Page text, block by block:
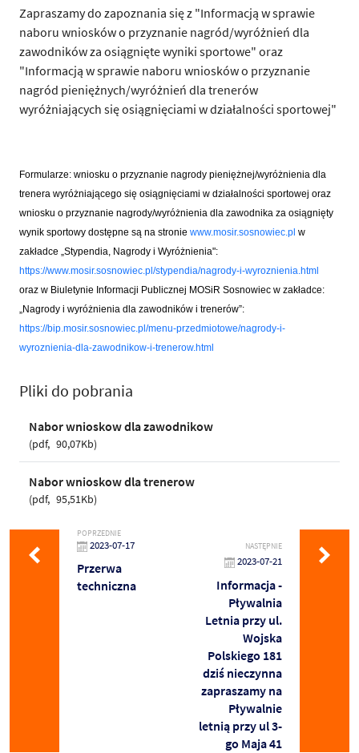
Zapraszamy do zapoznania się z "Informacją w sprawie
naboru wniosków o przyznanie nagród/wyróżnień dla
zawodników za osiągnięte wyniki sportowe" oraz
"Informacją w sprawie naboru wniosków o przyznanie
nagród pieniężnych/wyróżnień dla trenerów
wyróżniających się osiągnięciami w działalności sportowej"
Formularze: wniosku o przyznanie nagrody pieniężnej/wyróżnienia dla
trenera wyróżniającego się osiągnięciami w działalności sportowej oraz
wniosku o przyznanie nagrody/wyróżnienia dla zawodnika za osiągnięty
wynik sportowy dostępne są na stronie www.mosir.sosnowiec.pl w
zakładce „Stypendia, Nagrody i Wyróżnienia":
https://www.mosir.sosnowiec.pl/stypendia/nagrody-i-wyroznienia.html
oraz w Biuletynie Informacji Publicznej MOSiR Sosnowiec w zakładce:
„Nagrody i wyróżnienia dla zawodników i trenerów”:
https://bip.mosir.sosnowiec.pl/menu-przedmiotowe/nagrody-i-
wyroznienia-dla-zawodnikow-i-trenerow.html
Pliki do pobrania
Nabor wnioskow dla zawodnikow
pdf 90,07Kb
Nabor wnioskow dla trenerow
pdf 95,51Kb
POPRZEDNIE
2023-07-17
Przerwa
techniczna
NASTĘPNIE
2023-07-21
Informacja -
Pływalnia
Letnia przy ul.
Wojska
Polskiego 181
dziś nieczynna
zapraszamy na
Pływalnie
letnią przy ul 3-
go Maja 41